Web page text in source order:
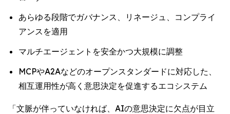
あらゆる段階でガバナンス、リネージュ、コンプライ
アンスを適用
マルチエージェントを安全かつ大規模に調整
MCPやA2Aなどのオープンスタンダードに対応した、
相互運用性が高く意思決定を促進するエコシステム
「文脈が伴っていなければ、AIの意思決定に欠点が目立